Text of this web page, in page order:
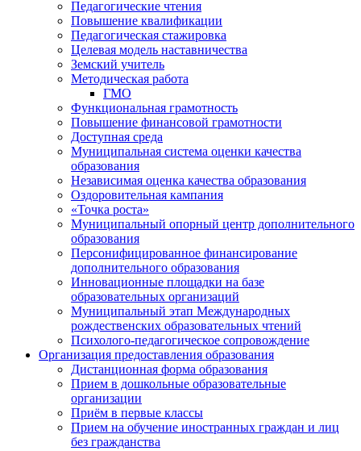
Педагогические чтения
Повышение квалификации
Педагогическая стажировка
Целевая модель наставничества
Земский учитель
Методическая работа
ГМО
Функциональная грамотность
Повышение финансовой грамотности
Доступная среда
Муниципальная система оценки качества
образования
Независимая оценка качества образования
Оздоровительная кампания
«Точка роста»
Муниципальный опорный центр дополнительного
образования
Персонифицированное финансирование
дополнительного образования
Инновационные площадки на базе
образовательных организаций
Муниципальный этап Международных
рождественских образовательных чтений
Психолого-педагогическое сопровождение
Организация предоставления образования
Дистанционная форма образования
Прием в дошкольные образовательные
организации
Приём в первые классы
Прием на обучение иностранных граждан и лиц
без гражданства